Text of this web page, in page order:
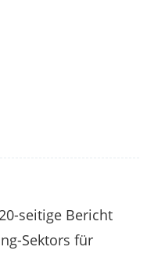
seitige Bericht
Sektors für